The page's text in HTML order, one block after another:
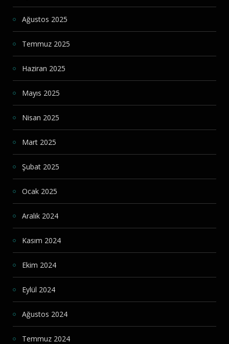
Ağustos 2025
Temmuz 2025
Haziran 2025
Mayıs 2025
Nisan 2025
Mart 2025
Şubat 2025
Ocak 2025
Aralık 2024
Kasım 2024
Ekim 2024
Eylül 2024
Ağustos 2024
Temmuz 2024